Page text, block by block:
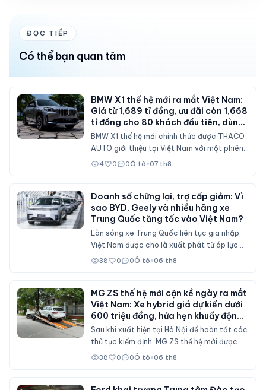
ĐỌC TIẾP
Có thể bạn quan tâm
BMW X1 thế hệ mới ra mắt Việt Nam:
Giá từ 1,689 tỉ đồng, ưu đãi còn 1,668
tỉ đồng cho 80 khách đầu tiên, dùng
máy 2.0 tăng áp 204 mã lực
BMW X1 thế hệ mới chính thức được THACO
AUTO giới thiệu tại Việt Nam với một phiên
bản sDrive20i. Mẫu SAV cỡ nhỏ được nâng
nghệ hỗ trợ lái.
4 0 0Ô tô•07 th8
Doanh số chững lại, trợ cấp giảm: Vì
sao BYD, Geely và nhiều hãng xe
Trung Quốc tăng tốc vào Việt Nam?
Làn sóng xe Trung Quốc liên tục gia nhập
Việt Nam được cho là xuất phát từ áp lực
doanh số tại thị trường nội địa, nơi sức mua
38 0 0Ô tô•06 th8
MG ZS thế hệ mới cận kề ngày ra mắt
Việt Nam: Xe hybrid giá dự kiến dưới
600 triệu đồng, hứa hẹn khuấy động
phân khúc SUV cỡ B
Sau khi xuất hiện tại Hà Nội để hoàn tất các
thủ tục kiểm định, MG ZS thế hệ mới được
cho là sẽ sớm mở bán tại Việt Nam với nhiều
38 0 0Ô tô•06 th8